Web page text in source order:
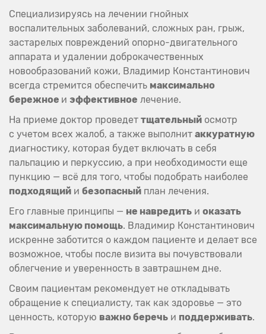
Специализируясь на лечении гнойных
воспалительных заболеваний, сложных ран, грыж,
застарелых повреждений опорно-двигательного
аппарата и удалении доброкачественных
новообразований кожи, Владимир Константинович
всегда стремится обеспечить максимально
бережное и эффективное лечение.
На приеме доктор проведет тщательный осмотр
с учетом всех жалоб, а также выполнит аккуратную
диагностику, которая будет включать в себя
пальпацию и перкуссию, а при необходимости еще
пункцию — всё для того, чтобы подобрать наиболее
подходящий и безопасный план лечения.
Его главные принципы — не навредить и оказать
максимальную помощь. Владимир Константинович
искренне заботится о каждом пациенте и делает все
возможное, чтобы после визита вы почувствовали
облегчение и уверенность в завтрашнем дне.
Своим пациентам рекомендует не откладывать
обращение к специалисту, так как здоровье — это
ценность, которую важно беречь и поддерживать.